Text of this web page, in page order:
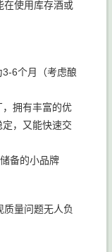
在使用库存酒或
6个月（考虑酿
拥有丰富的优
，又能快速交
备的小品牌
质量问题无人负